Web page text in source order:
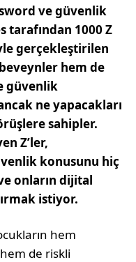
ve güvenlik
tarafından 1000 Z
gerçekleştirilen
hem de
güvenlik
ne yapacakları
sahipler.
Z’ler,
konusunu hiç
onların dijital
istiyor.
hem
de riskli